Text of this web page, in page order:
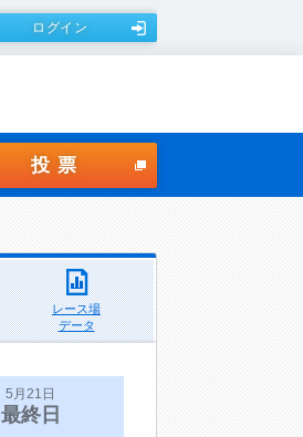
ログイン
投票
レース場
データ
5月21日
最終日